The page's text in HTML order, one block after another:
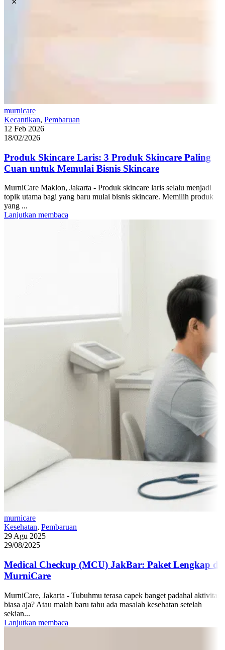
murnicare
Kecantikan, Pembaruan
12 Feb 2026
18/02/2026
Produk Skincare Laris: 3 Produk Skincare Paling
Cuan untuk Memulai Bisnis Skincare
MurniCare Maklon, Jakarta - Produk skincare laris selalu menjadi
topik utama bagi yang baru mulai bisnis skincare. Memilih produk
yang ...
Lanjutkan membaca
murnicare
Kesehatan, Pembaruan
29 Agu 2025
29/08/2025
Medical Checkup (MCU) JakBar: Paket Lengkap di
MurniCare
MurniCare, Jakarta - Tubuhmu terasa capek banget padahal aktivitas
biasa aja? Atau malah baru tahu ada masalah kesehatan setelah
sekian...
Lanjutkan membaca